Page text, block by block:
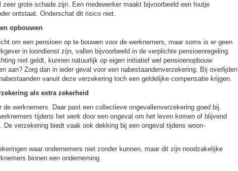
grote schade zijn. Een medewerker maakt bijvoorbeeld een foutje
ontstaat. Onderschat dit risico niet.
opbouwen
om een pensioen op te bouwen voor de werknemers, maar soms is er geen
in loondienst zijn, vallen bijvoorbeeld in de verplichte pensioenregeling.
niet geldt, kunnen natuurlijk op eigen initiatief wel pensioenopbouw
aan? Zorg dan in ieder geval voor een nabestaandenverzekering. Bij overlijden
vanuit deze verzekering toch een geldelijke compensatie krijgen.
als extra zekerheid
werknemers. Daar past een collectieve ongevallenverzekering goed bij.
tijdens het werk door een ongeval om het leven komen of blijvend
De verzekering biedt vaak ook dekking bij een ongeval tijdens woon-
waar ondernemers niet zonder kunnen, maar dit zijn noodzakelijke
binnen een onderneming.